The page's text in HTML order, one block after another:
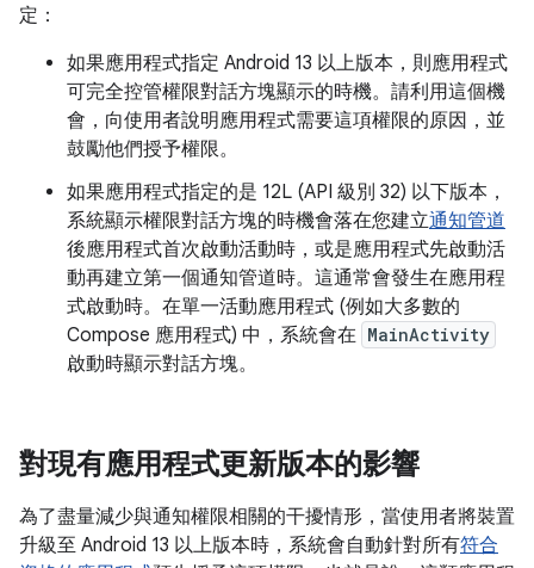
定：
如果應用程式指定 Android 13 以上版本，則應用程式
可完全控管權限對話方塊顯示的時機。請利用這個機
會，向使用者說明應用程式需要這項權限的原因，並
鼓勵他們授予權限。
如果應用程式指定的是 12L (API 級別 32) 以下版本，
系統顯示權限對話方塊的時機會落在您建立通知管道
後應用程式首次啟動活動時，或是應用程式先啟動活
動再建立第一個通知管道時。這通常會發生在應用程
式啟動時。在單一活動應用程式 (例如大多數的
Compose 應用程式) 中，系統會在 MainActivity
啟動時顯示對話方塊。
對現有應用程式更新版本的影響
為了盡量減少與通知權限相關的干擾情形，當使用者將裝置
升級至 Android 13 以上版本時，系統會自動針對所有符合